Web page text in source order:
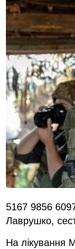
5167 9856
Лаврушко,
На лікування